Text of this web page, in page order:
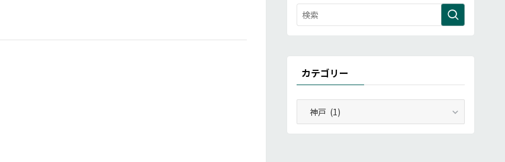
カテゴリー
ゴ